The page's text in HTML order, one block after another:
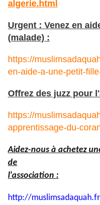
algerie.html
Urgent : Venez en
(malade) :
https://
en-aide-a-une-petit-
Offrez des juzz pour
https://
apprentissage-du-
Aidez-nous à achetez
de
l'association :
http://